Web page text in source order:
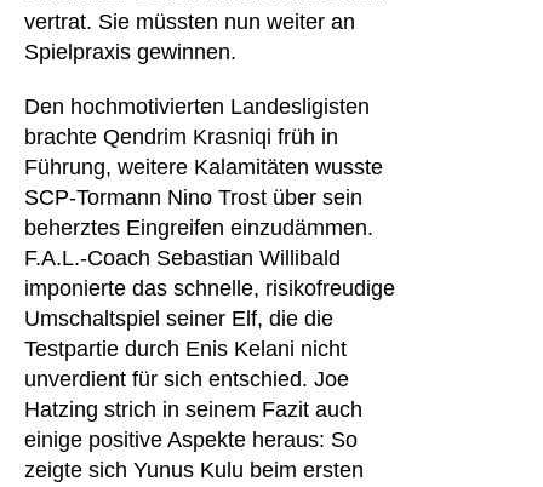
vertrat. Sie müssten nun weiter an
Spielpraxis gewinnen.
Den hochmotivierten Landesligisten
brachte Qendrim Krasniqi früh in
Führung, weitere Kalamitäten wusste
SCP-Tormann Nino Trost über sein
beherztes Eingreifen einzudämmen.
F.A.L.-Coach Sebastian Willibald
imponierte das schnelle, risikofreudige
Umschaltspiel seiner Elf, die die
Testpartie durch Enis Kelani nicht
unverdient für sich entschied. Joe
Hatzing strich in seinem Fazit auch
einige positive Aspekte heraus: So
zeigte sich Yunus Kulu beim ersten